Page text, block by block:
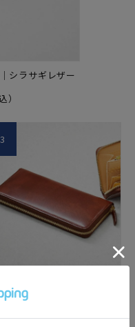
シラサギレザー
）
ラウンドファスナーハニーセ
長財布｜シラサギレザー
3